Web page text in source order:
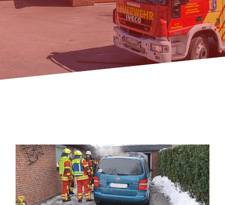
Fördern & Spenden
Jugendfeuerwehr
08.02.2021 PKW Brand in
einer Garage in Schafflund